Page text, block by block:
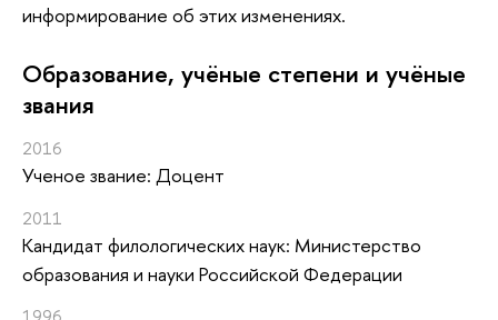
информирование об этих изменениях.
Oбразование, учёные степени и учёные
звания
2016
Ученое звание: Доцент
2011
Кандидат филологических наук: Министерство
образования и науки Российской Федерации